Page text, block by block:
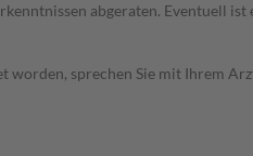
abgeraten. Eventuell ist
sprechen Sie mit Ihrem